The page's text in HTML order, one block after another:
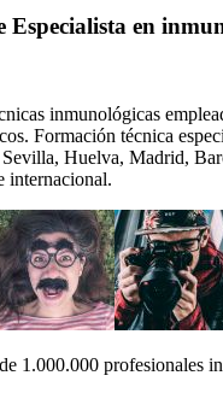
Especialista en
inmunológicas
Formación técnica
Sevilla, Huelva, Madrid,
internacional.
1.000.000 profesionales